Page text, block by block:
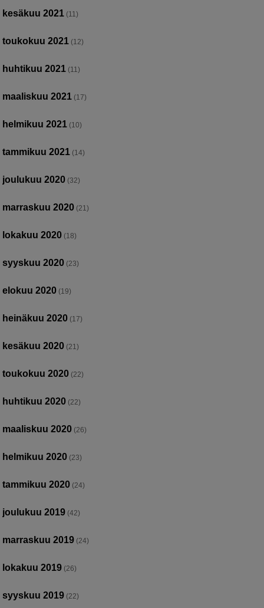
kesäkuu 2021 (11)
toukokuu 2021 (12)
huhtikuu 2021 (11)
maaliskuu 2021 (17)
helmikuu 2021 (10)
tammikuu 2021 (14)
joulukuu 2020 (32)
marraskuu 2020 (21)
lokakuu 2020 (18)
syyskuu 2020 (23)
elokuu 2020 (19)
heinäkuu 2020 (17)
kesäkuu 2020 (21)
toukokuu 2020 (22)
huhtikuu 2020 (22)
maaliskuu 2020 (26)
helmikuu 2020 (23)
tammikuu 2020 (24)
joulukuu 2019 (42)
marraskuu 2019 (24)
lokakuu 2019 (26)
syyskuu 2019 (22)